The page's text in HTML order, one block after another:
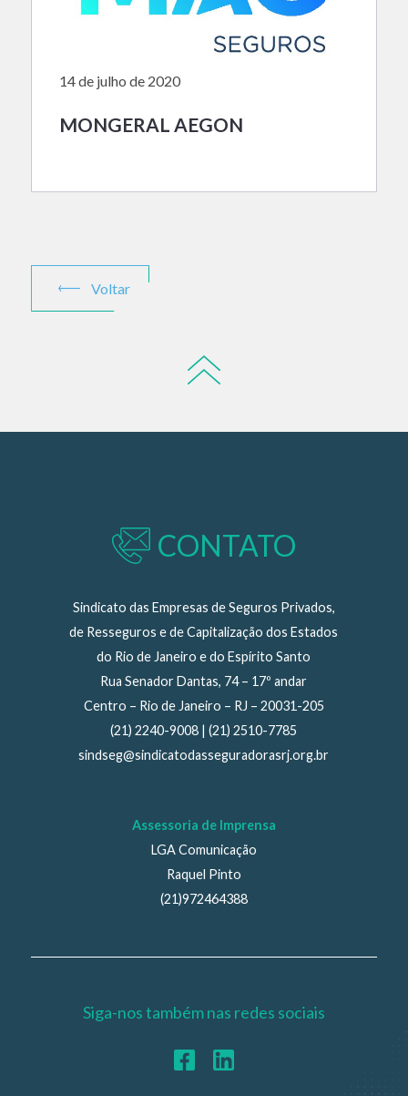
14 de julho de 2020
MONGERAL AEGON
Voltar
CONTATO
Sindicato das Empresas de Seguros Privados,
de Resseguros e de Capitalização dos Estados
do Rio de Janeiro e do Espírito Santo
Rua Senador Dantas, 74 – 17º andar
Centro – Rio de Janeiro – RJ – 20031-205
(21) 2240-9008 | (21) 2510-7785
sindseg@sindicatodasseguradorasrj.org.br
Assessoria de Imprensa
LGA Comunicação
Raquel Pinto
(21)972464388
Siga-nos também nas redes sociais